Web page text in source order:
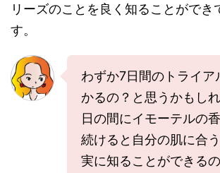
リーズのことを良く知ることができ
す。
わずか7日間のトライア
かるの？と思うかもし
日の間にイモーテルの
続けると自分の肌に合
実に知ることができる